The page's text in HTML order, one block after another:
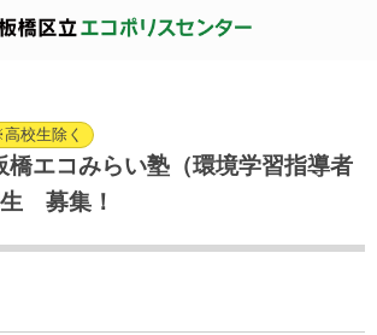
校生除く
橋エコみらい塾（環境学習指導者
募集！